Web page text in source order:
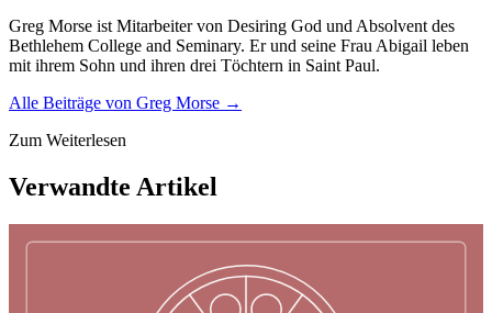
Greg Morse ist Mitarbeiter von Desiring God und Absolvent des
Bethlehem College and Seminary. Er und seine Frau Abigail leben
mit ihrem Sohn und ihren drei Töchtern in Saint Paul.
Alle Beiträge von Greg Morse →
Zum Weiterlesen
Verwandte Artikel